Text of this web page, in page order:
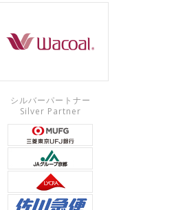
シルバーパートナー
Silver Partner